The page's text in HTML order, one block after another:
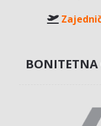
BONITETNA